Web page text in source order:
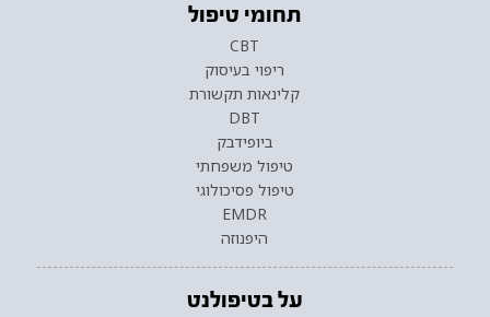
תחומי טיפול
CBT
ריפוי בעיסוק
קלינאות תקשורת
DBT
ביופידבק
טיפול משפחתי
טיפול פסיכולוגי
EMDR
היפנוזה
על בטיפולנט